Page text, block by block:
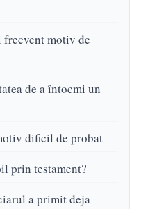
frecvent motiv de
de a întocmi un
dificil de probat
prin testament?
a primit deja